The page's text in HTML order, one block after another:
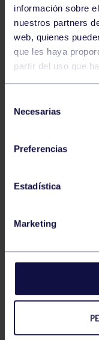
información sobre
nuestros partners
web, quienes
que les haya
partir del uso que
Necesarias
Preferencias
Estadística
Marketing